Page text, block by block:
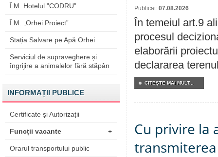
Î.M. Hotelul ”CODRU”
Î.M. „Orhei Proiect”
Stația Salvare pe Apă Orhei
Serviciul de supraveghere și
îngrijire a animalelor fără stăpân
INFORMAȚII PUBLICE
Certificate și Autorizații
Funcții vacante +
Orarul transportului public
Publicat: 07.08.2026
În temeiul art.9
procesul
elaborării
declararea
CITEŞTE MAI MULT...
Cu privire la